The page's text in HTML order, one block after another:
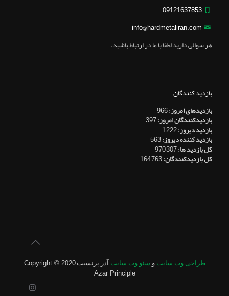
09121637853
info@hardmetaliran.com
هر سوالی دارید لطفا با ما در ارتباط باشید.
بازدید کنندگان
بازدیدهای امروز:966
بازدیدکنندگان امروز:397
بازدید دیروز:1,222
بازدید کننده دیروز:563
کل بازدید ها:970,307
کل بازدیدکنند‌گان:164,763
طراحی وب سایت و سئو وب سایت آذر پرنسیبCopyright © 2020
Azar Principle